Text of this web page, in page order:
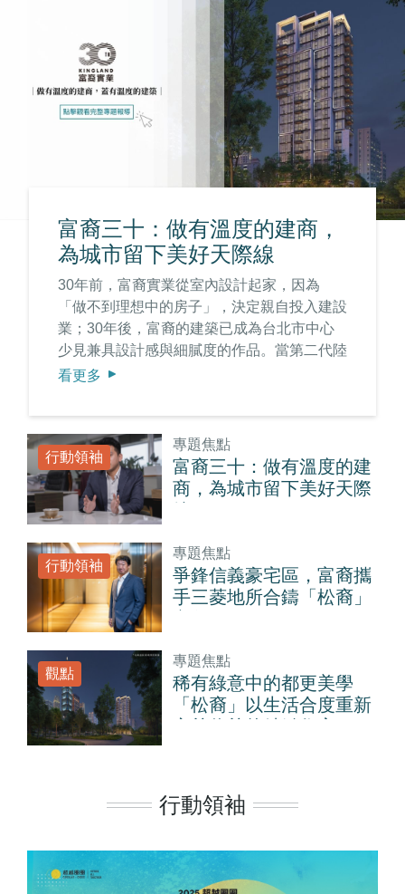
富裔三十：做有溫度的建商，
為城市留下美好天際線
30年前，富裔實業從室內設計起家，因為
「做不到理想中的房子」，決定親自投入建設
業；30年後，富裔的建築已成為台北市中心
少見兼具設計感與細膩度的作品。當第二代陸
續接棒後，要延續的不是規模，而是一份更難
更好」的信念。
看更多
行動領袖
專題焦點
富裔三十：做有溫度的建
商，為城市留下美好天際
行動領袖
專題焦點
爭鋒信義豪宅區，富裔攜
手三菱地所合鑄「松裔」
觀點
專題焦點
稀有綠意中的都更美學
「松裔」以生活合度重新
行動領袖